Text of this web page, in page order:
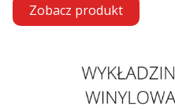
Zobacz produkt